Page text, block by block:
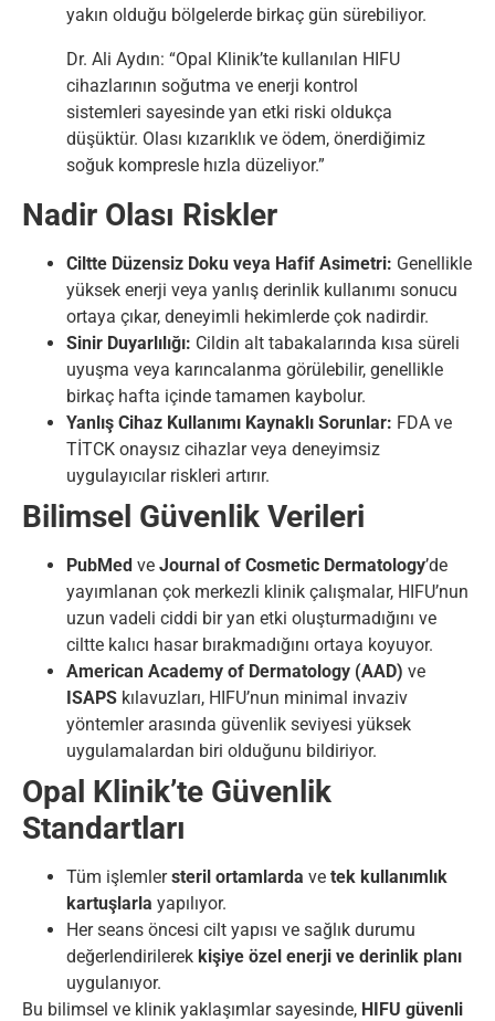
yakın olduğu bölgelerde birkaç gün sürebiliyor.
Dr. Ali Aydın: “Opal Klinik’te kullanılan HIFU
cihazlarının soğutma ve enerji kontrol
sistemleri sayesinde yan etki riski oldukça
düşüktür. Olası kızarıklık ve ödem, önerdiğimiz
soğuk kompresle hızla düzeliyor.”
Nadir Olası Riskler
Ciltte Düzensiz Doku veya Hafif Asimetri: Genellikle
yüksek enerji veya yanlış derinlik kullanımı sonucu
ortaya çıkar, deneyimli hekimlerde çok nadirdir.
Sinir Duyarlılığı: Cildin alt tabakalarında kısa süreli
uyuşma veya karıncalanma görülebilir, genellikle
birkaç hafta içinde tamamen kaybolur.
Yanlış Cihaz Kullanımı Kaynaklı Sorunlar: FDA ve
TİTCK onaysız cihazlar veya deneyimsiz
uygulayıcılar riskleri artırır.
Bilimsel Güvenlik Verileri
PubMed ve Journal of Cosmetic Dermatology’de
yayımlanan çok merkezli klinik çalışmalar, HIFU’nun
uzun vadeli ciddi bir yan etki oluşturmadığını ve
ciltte kalıcı hasar bırakmadığını ortaya koyuyor.
American Academy of Dermatology (AAD) ve
ISAPS kılavuzları, HIFU’nun minimal invaziv
yöntemler arasında güvenlik seviyesi yüksek
uygulamalardan biri olduğunu bildiriyor.
Opal Klinik’te Güvenlik
Standartları
Tüm işlemlersteril ortamlarda ve tek kullanımlık
kartuşlarla yapılıyor.
Her seans öncesi cilt yapısı ve sağlık durumu
değerlendirilerek kişiye özel enerji ve derinlik planı
uygulanıyor.
Bu bilimsel ve klinik yaklaşımlar sayesinde, HIFU güvenli